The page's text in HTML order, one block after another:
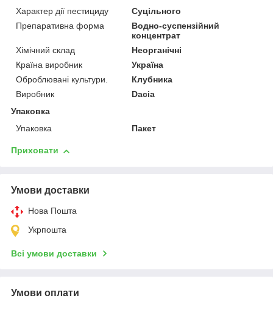
Характер дії пестициду
Суцільного
Препаративна форма
Водно-суспензійний
концентрат
Хімічний склад
Неорганічні
Країна виробник
Україна
Оброблювані культури.
Клубника
Виробник
Dacia
Упаковка
Упаковка
Пакет
Приховати
Умови доставки
Нова Пошта
Укрпошта
Всі умови доставки
Умови оплати